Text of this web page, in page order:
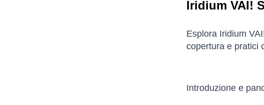
Iridium VAI!
Esplora Iridium
copertura e pratici
Introduzione e